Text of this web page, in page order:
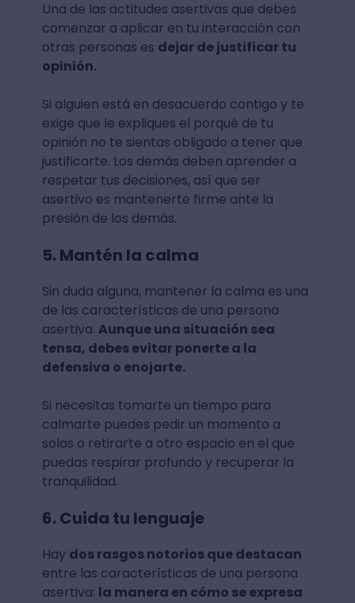
Una de las actitudes asertivas que debes
comenzar a aplicar en tu interacción con
otras personas es dejar de justificar tu
opinión.
Si alguien está en desacuerdo contigo y te
exige que le expliques el porqué de tu
opinión no te sientas obligado a tener que
justificarte. Los demás deben aprender a
respetar tus decisiones, así que ser
asertivo es mantenerte firme ante la
presión de los demás.
5. Mantén la calma
Sin duda alguna, mantener la calma es una
de las características de una persona
asertiva. Aunque una situación sea
tensa, debes evitar ponerte a la
defensiva o enojarte.
Si necesitas tomarte un tiempo para
calmarte puedes pedir un momento a
solas o retirarte a otro espacio en el que
puedas respirar profundo y recuperar la
tranquilidad.
6. Cuida tu lenguaje
Hay dos rasgos notorios que destacan
entre las características de una persona
asertiva: la manera en cómo se expresa